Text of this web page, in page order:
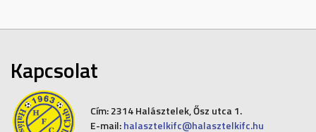
Kapcsolat
Cím:2314 Halásztelek, Ősz utca 1.
E-mail: halasztelkifc@halasztelkifc.hu